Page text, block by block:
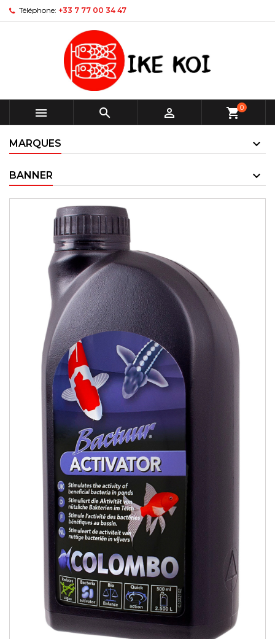
Téléphone: +33 7 77 00 34 47
   shopping_cart0
MARQUES
BANNER